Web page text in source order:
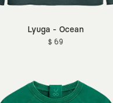
Lyuga - Ocean
$ 69